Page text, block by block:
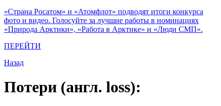
«Страна Росатом» и «Атомфлот» подводят итоги конкурса
фото и видео. Голосуйте за лучшие работы в номинациях
«Природа Арктики», «Работа в Арктике» и «Люди СМП».
ПЕРЕЙТИ
Назад
Потери (англ. loss):